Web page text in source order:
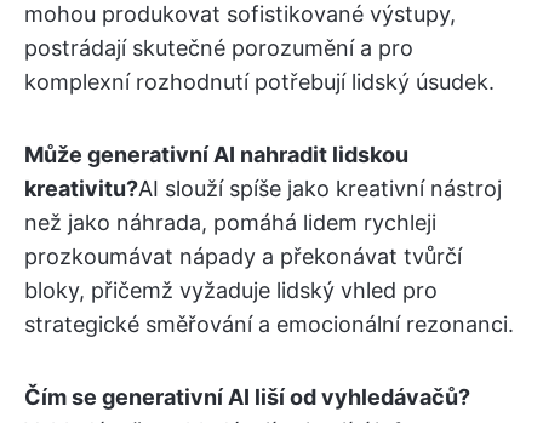
mohou produkovat sofistikované výstupy,
postrádají skutečné porozumění a pro
komplexní rozhodnutí potřebují lidský úsudek.
Může generativní AI nahradit lidskou
kreativitu?AI slouží spíše jako kreativní nástroj
než jako náhrada, pomáhá lidem rychleji
prozkoumávat nápady a překonávat tvůrčí
bloky, přičemž vyžaduje lidský vhled pro
strategické směřování a emocionální rezonanci.
Čím se generativní AI liší od vyhledávačů?